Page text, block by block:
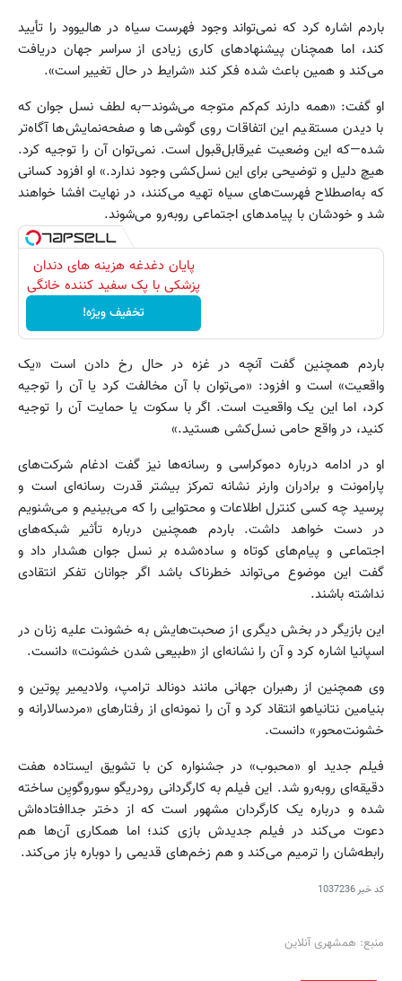
باردم اشاره کرد که نمی‌تواند وجود فهرست سیاه در هالیوود را تأیید
کند، اما همچنان پیشنهادهای کاری زیادی از سراسر جهان دریافت
می‌کند و همین باعث شده فکر کند «شرایط در حال تغییر است».
او گفت: «همه دارند کم‌کم متوجه می‌شوند—به لطف نسل جوان که
با دیدن مستقیم این اتفاقات روی گوشی‌ها و صفحه‌نمایش‌ها آگاه‌تر
شده—که این وضعیت غیرقابل‌قبول است. نمی‌توان آن را توجیه کرد.
هیچ دلیل و توضیحی برای این نسل‌کشی وجود ندارد.» او افزود کسانی
که به‌اصطلاح فهرست‌های سیاه تهیه می‌کنند، در نهایت افشا خواهند
شد و خودشان با پیامدهای اجتماعی روبه‌رو می‌شوند.
پایان دغدغه هزینه های دندان
پزشکی با پک سفید کننده خانگی
تخفیف ویژه!
باردم همچنین گفت آنچه در غزه در حال رخ دادن است «یک
واقعیت» است و افزود: «می‌توان با آن مخالفت کرد یا آن را توجیه
کرد، اما این یک واقعیت است. اگر با سکوت یا حمایت آن را توجیه
کنید، در واقع حامی نسل‌کشی هستید.»
او در ادامه درباره دموکراسی و رسانه‌ها نیز گفت ادغام شرکت‌های
پارامونت و برادران وارنر نشانه تمرکز بیشتر قدرت رسانه‌ای است و
پرسید چه کسی کنترل اطلاعات و محتوایی را که می‌بینیم و می‌شنویم
در دست خواهد داشت. باردم همچنین درباره تأثیر شبکه‌های
اجتماعی و پیام‌های کوتاه و ساده‌شده بر نسل جوان هشدار داد و
گفت این موضوع می‌تواند خطرناک باشد اگر جوانان تفکر انتقادی
نداشته باشند.
این بازیگر در بخش دیگری از صحبت‌هایش به خشونت علیه زنان در
اسپانیا اشاره کرد و آن را نشانه‌ای از «طبیعی شدن خشونت» دانست.
وی همچنین از رهبران جهانی مانند دونالد ترامپ، ولادیمیر پوتین و
بنیامین نتانیاهو انتقاد کرد و آن را نمونه‌ای از رفتارهای «مردسالارانه و
خشونت‌محور» دانست.
فیلم جدید او «محبوب» در جشنواره کن با تشویق ایستاده هفت
دقیقه‌ای روبه‌رو شد. این فیلم به کارگردانی رودریگو سوروگویِن ساخته
شده و درباره یک کارگردان مشهور است که از دختر جداافتاده‌اش
دعوت می‌کند در فیلم جدیدش بازی کند؛ اما همکاری آن‌ها هم
رابطه‌شان را ترمیم می‌کند و هم زخم‌های قدیمی را دوباره باز می‌کند.
کد خبر1037236
منبع: همشهری آنلاین